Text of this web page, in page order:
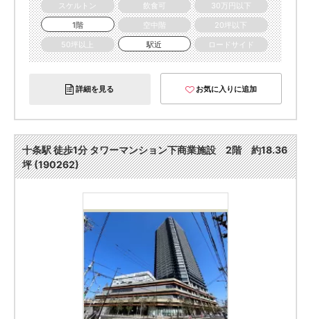
スケルトン
飲食可
30万円以下
1階
空中階
20坪以下
50坪以上
駅近 ロードサイド
詳細を見る お気に入りに追加
十条駅 徒歩1分 タワーマンション下商業施設 2階 約18.36
坪 (190262)